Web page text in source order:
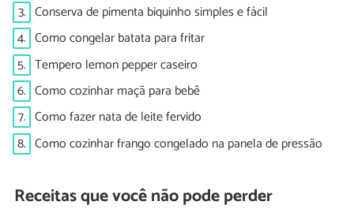
3. Conserva de pimenta biquinho simples e fácil
4. Como congelar batata para fritar
5. Tempero lemon pepper caseiro
6. Como cozinhar maçã para bebê
7. Como fazer nata de leite fervido
8. Como cozinhar frango congelado na panela de pressão
Receitas que você não pode perder